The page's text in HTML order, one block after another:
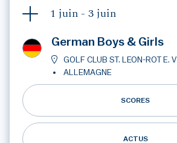
1 juin - 3 juin
German Boys & Girls
GOLF CLUB ST. LEON-ROT E. V
ALLEMAGNE
SCORES
ACTUS